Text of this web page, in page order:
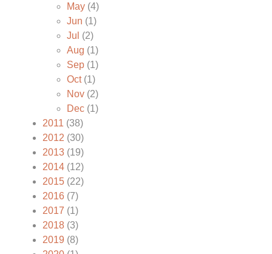
May(4)
Jun (1)
Jul (2)
Aug (1)
Sep(1)
Oct(1)
Nov(2)
Dec(1)
2011 (38)
2012 (30)
2013(19)
2014(12)
2015(22)
2016(7)
2017 (1)
2018(3)
2019 (8)